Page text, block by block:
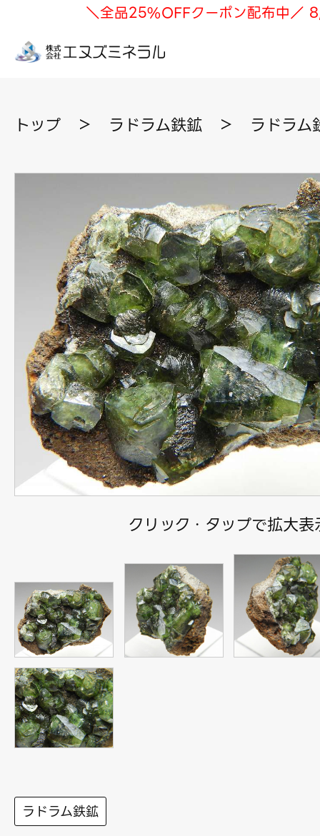
＼全品25%OFFクーポン配布中／
トップ ＞ ラドラム鉄鉱 ＞ ラドラ
クリック・タップで拡大表
ラドラム鉄鉱